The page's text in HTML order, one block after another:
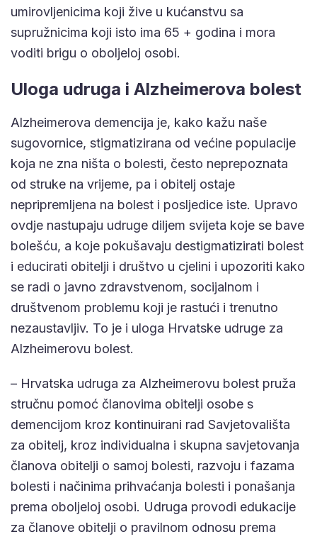
umirovljenicima koji žive u kućanstvu sa
supružnicima koji isto ima 65 + godina i mora
voditi brigu o oboljeloj osobi.
Uloga udruga i Alzheimerova bolest
Alzheimerova demencija je, kako kažu naše
sugovornice, stigmatizirana od većine populacije
koja ne zna ništa o bolesti, često neprepoznata
od struke na vrijeme, pa i obitelj ostaje
nepripremljena na bolest i posljedice iste. Upravo
ovdje nastupaju udruge diljem svijeta koje se bave
bolešću, a koje pokušavaju destigmatizirati bolest
i educirati obitelji i društvo u cjelini i upozoriti kako
se radi o javno zdravstvenom, socijalnom i
društvenom problemu koji je rastući i trenutno
nezaustavljiv. To je i uloga Hrvatske udruge za
Alzheimerovu bolest.
– Hrvatska udruga za Alzheimerovu bolest pruža
stručnu pomoć članovima obitelji osobe s
demencijom kroz kontinuirani rad Savjetovališta
za obitelj, kroz individualna i skupna savjetovanja
članova obitelji o samoj bolesti, razvoju i fazama
bolesti i načinima prihvaćanja bolesti i ponašanja
prema oboljeloj osobi. Udruga provodi edukacije
za članove obitelji o pravilnom odnosu prema